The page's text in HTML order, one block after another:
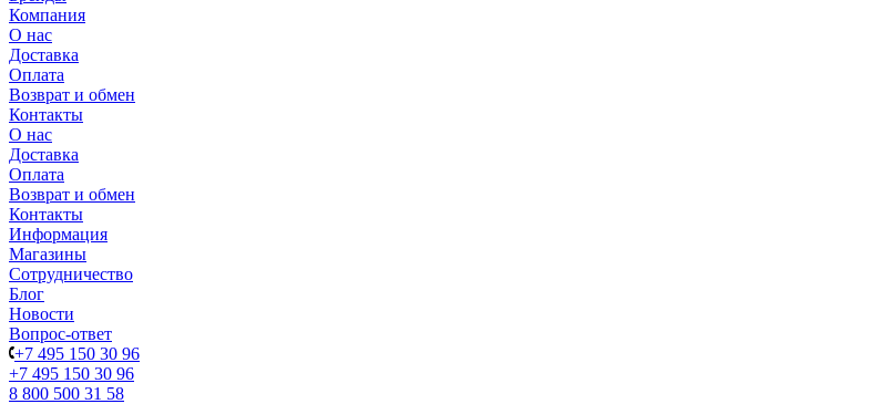
Компания
О нас
Доставка
Оплата
Возврат и обмен
Контакты
О нас
Доставка
Оплата
Возврат и обмен
Контакты
Информация
Магазины
Сотрудничество
Блог
Новости
Вопрос-ответ
+7 495 150 30 96
+7 495 150 30 96
8 800 500 31 58